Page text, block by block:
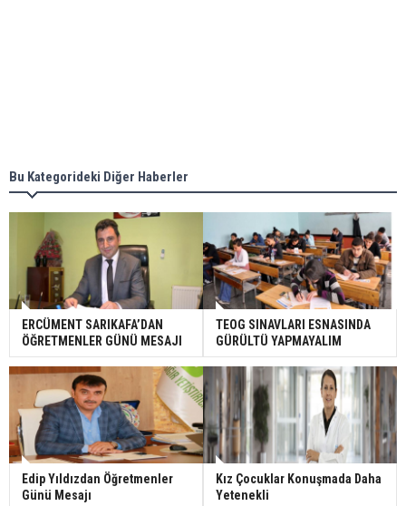
Bu Kategorideki Diğer Haberler
ERCÜMENT SARIKAFA’DAN
ÖĞRETMENLER GÜNÜ MESAJI
TEOG SINAVLARI ESNASINDA
GÜRÜLTÜ YAPMAYALIM
Edip Yıldızdan Öğretmenler
Günü Mesajı
Kız Çocuklar Konuşmada Daha
Yetenekli